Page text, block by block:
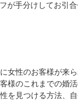
が手分けしてお引
女性のお客様が来
様のこれまでの婚
を見つける方法、